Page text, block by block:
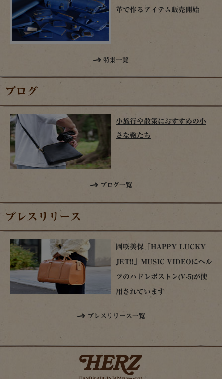
革で作るアイテム販売開始
特集一覧
ブログ
小旅行や散策におすすめの小
さな鞄たち
ブログ一覧
プレスリリース
岡咲美保「HAPPY LUCKY
JET!!」MUSIC VIDEOにヘル
ツのパドレボストン(V-5)が使
用されています
プレスリリース一覧